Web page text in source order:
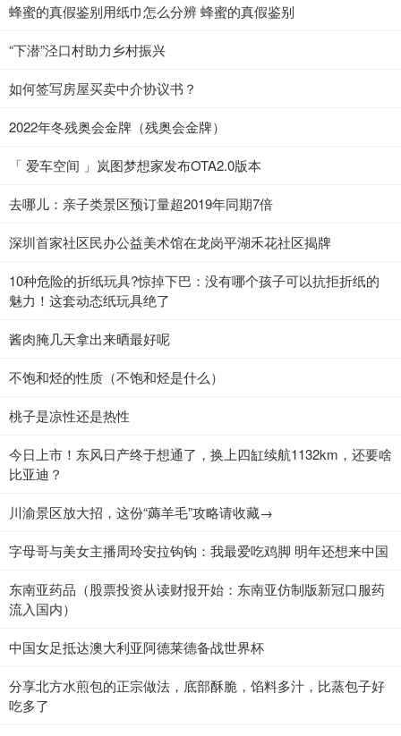
蜂蜜的真假鉴别用纸巾怎么分辨 蜂蜜的真假鉴别
“下潜”泾口村助力乡村振兴
如何签写房屋买卖中介协议书？
2022年冬残奥会金牌（残奥会金牌）
「 爱车空间 」岚图梦想家发布OTA2.0版本
去哪儿：亲子类景区预订量超2019年同期7倍
深圳首家社区民办公益美术馆在龙岗平湖禾花社区揭牌
10种危险的折纸玩具?惊掉下巴：没有哪个孩子可以抗拒折纸的
魅力！这套动态纸玩具绝了
酱肉腌几天拿出来晒最好呢
不饱和烃的性质（不饱和烃是什么）
桃子是凉性还是热性
今日上市！东风日产终于想通了，换上四缸续航1132km，还要啥
比亚迪？
川渝景区放大招，这份“薅羊毛”攻略请收藏→
字母哥与美女主播周玲安拉钩钩：我最爱吃鸡脚 明年还想来中国
东南亚药品（股票投资从读财报开始：东南亚仿制版新冠口服药
流入国内）
中国女足抵达澳大利亚阿德莱德备战世界杯
分享北方水煎包的正宗做法，底部酥脆，馅料多汁，比蒸包子好
吃多了